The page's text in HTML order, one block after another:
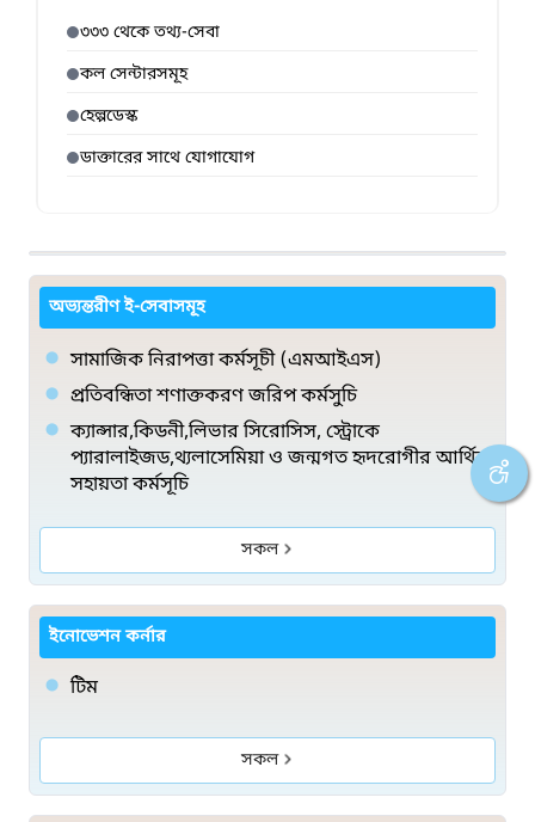
৩৩৩ থেকে তথ্য-সেবা
কল সেন্টারসমূহ
হেল্পডেস্ক
ডাক্তারের সাথে যোগাযোগ
অভ্যন্তরীণ ই-সেবাসমূহ
সামাজিক নিরাপত্তা কর্মসূচী (এমআইএস)
প্রতিবন্ধিতা শণাক্তকরণ জরিপ কর্মসুচি
ক্যান্সার,কিডনী,লিভার সিরোসিস, স্ট্রোকে
প্যারালাইজড,থ্যলাসেমিয়া ও জন্মগত হৃদরোগীর আর্থিক
সহায়তা কর্মসূচি
সকল
ইনোভেশন কর্নার
টিম
সকল